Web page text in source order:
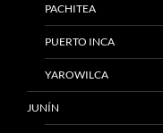
PACHITEA
PUERTO INCA
YAROWILCA
JUNÍN